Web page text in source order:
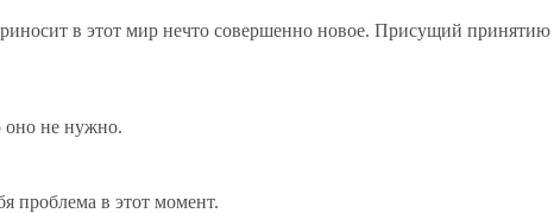
в этот мир нечто совершенно новое. Присущий принятию
оно не нужно.
проблема в этот момент.